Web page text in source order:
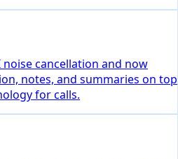
cancellation and now
notes, and summaries on top
for calls.